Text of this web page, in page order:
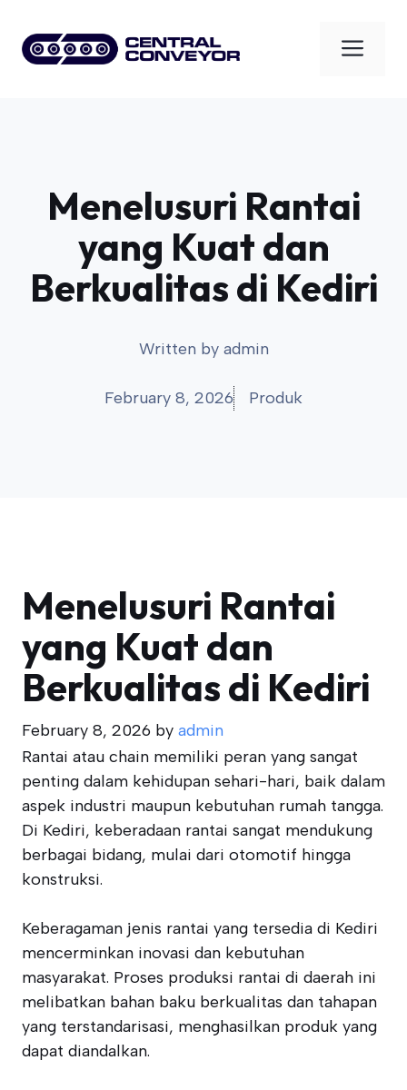
content
Menelusuri Rantai
yang Kuat dan
Berkualitas di Kediri
Written by admin
February 8, 2026 Produk
Menelusuri Rantai
yang Kuat dan
Berkualitas di Kediri
February 8, 2026 by admin
Rantai atau chain memiliki peran yang sangat
penting dalam kehidupan sehari-hari, baik dalam
aspek industri maupun kebutuhan rumah tangga.
Di Kediri, keberadaan rantai sangat mendukung
berbagai bidang, mulai dari otomotif hingga
konstruksi.
Keberagaman jenis rantai yang tersedia di Kediri
mencerminkan inovasi dan kebutuhan
masyarakat. Proses produksi rantai di daerah ini
melibatkan bahan baku berkualitas dan tahapan
yang terstandarisasi, menghasilkan produk yang
dapat diandalkan.